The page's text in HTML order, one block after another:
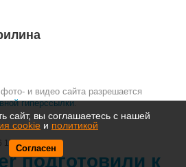
и видео сайта разрешается
гиперссылки.
11:20
подготовили к
сайт, вы соглашаетесь с нашей
cookie и политикой
Согласен